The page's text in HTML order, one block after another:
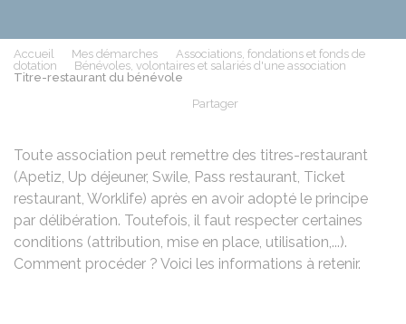
Accueil Mes démarches
Associations, fondations et fonds de
dotation
Bénévoles, volontaires et salariés d'une association
Titre-restaurant du bénévole
Partager
Toute association peut remettre des titres-restaurant
(Apetiz, Up déjeuner, Swile, Pass restaurant, Ticket
restaurant, Worklife) après en avoir adopté le principe
par délibération. Toutefois, il faut respecter certaines
conditions (attribution, mise en place, utilisation,...).
Comment procéder ? Voici les informations à retenir.